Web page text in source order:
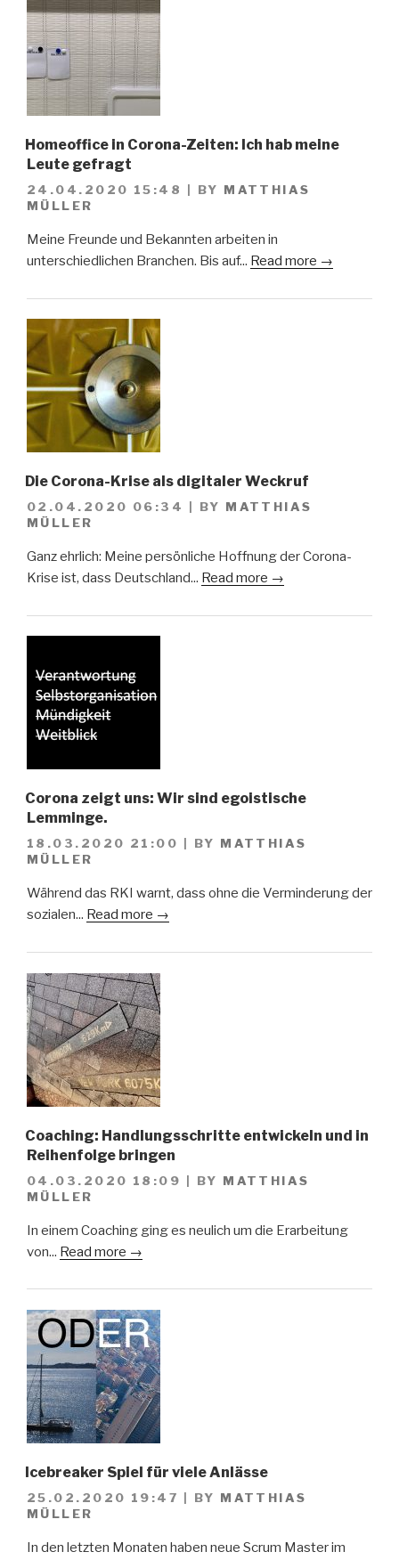
Homeoffice in Corona-Zeiten: Ich hab meine
Leute gefragt
24.04.2020 15:48 BY MATTHIAS
MÜLLER
Meine Freunde und Bekannten arbeiten in
unterschiedlichen Branchen. Bis auf... Read more →
Die Corona-Krise als digitaler Weckruf
02.04.2020 06:34 BY MATTHIAS
MÜLLER
Ganz ehrlich: Meine persönliche Hoffnung der Corona-
Krise ist, dass Deutschland... Read more →
Corona zeigt uns: Wir sind egoistische
Lemminge.
18.03.2020 21:00 BY MATTHIAS
MÜLLER
Während das RKI warnt, dass ohne die Verminderung der
sozialen... Read more →
Coaching: Handlungsschritte entwickeln und in
Reihenfolge bringen
04.03.2020 18:09 BY MATTHIAS
MÜLLER
In einem Coaching ging es neulich um die Erarbeitung
von... Read more →
Icebreaker Spiel für viele Anlässe
25.02.2020 19:47 BY MATTHIAS
MÜLLER
In den letzten Monaten haben neue Scrum Master im